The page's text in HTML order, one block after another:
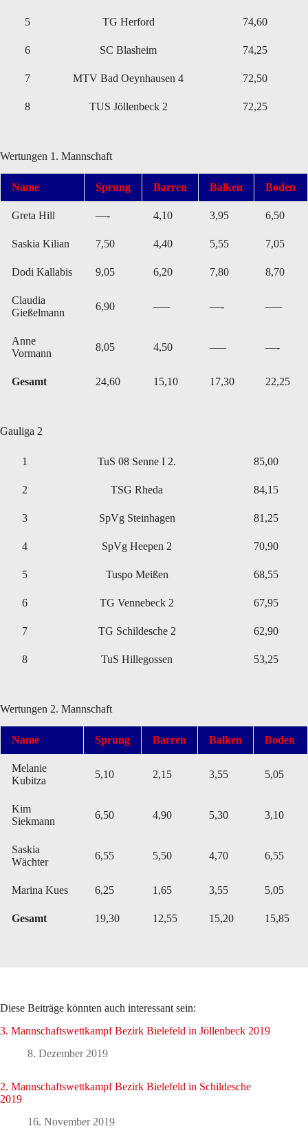
5 TG Herford 74,60
6 SC Blasheim 74,25
7 MTV Bad Oeynhausen 4 72,50
8 TUS Jöllenbeck 2 72,25
Wertungen 1. Mannschaft
Name Sprung Barren Balken Boden
Greta Hill —- 4,10 3,95 6,50
Saskia Kilian 7,50 4,40 5,55 7,05
Dodi Kallabis 9,05 6,20 7,80 8,70
Claudia
Gießelmann
6,90 —– —- —–
Anne
Vormann
8,05 4,50 —– —-
Gesamt 24,60 15,10 17,30 22,25
Gauliga 2
1 TuS 08 Senne I 2. 85,00
2 TSG Rheda 84,15
3 SpVg Steinhagen 81,25
4 SpVg Heepen 2 70,90
5 Tuspo Meißen 68,55
6 TG Vennebeck 2 67,95
7 TG Schildesche 2 62,90
8 TuS Hillegossen 53,25
Wertungen 2. Mannschaft
Name Sprung Barren Balken Boden
Melanie
Kubitza
5,10 2,15 3,55 5,05
Kim
Siekmann
6,50 4,90 5,30 3,10
Saskia
Wächter
6,55 5,50 4,70 6,55
Marina Kues 6,25 1,65 3,55 5,05
Gesamt 19,30 12,55 15,20 15,85
Diese Beiträge könnten auch interessant sein:
3. Mannschaftswettkampf Bezirk Bielefeld in Jöllenbeck 2019
8. Dezember 2019
2. Mannschaftswettkampf Bezirk Bielefeld in Schildesche
2019
16. November 2019